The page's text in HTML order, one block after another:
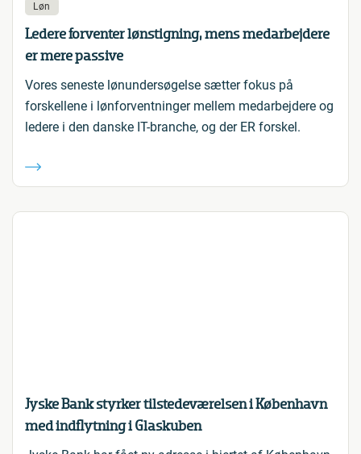
Løn
Ledere forventer lønstigning, mens medarbejdere
er mere passive
Vores seneste lønundersøgelse sætter fokus på
forskellene i lønforventninger mellem medarbejdere og
ledere i den danske IT-branche, og der ER forskel.
Jyske Bank styrker tilstedeværelsen i København
med indflytning i Glaskuben